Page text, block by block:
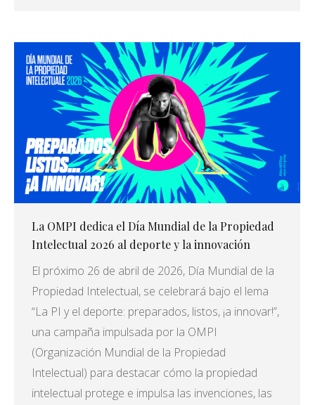
La OMPI dedica el Día Mundial de la Propiedad
Intelectual 2026 al deporte y la innovación
El próximo 26 de abril de 2026, Día Mundial de la
Propiedad Intelectual, se celebrará bajo el lema
“La PI y el deporte: preparados, listos, ¡a innovar!”,
una campaña impulsada por la OMPI
(Organización Mundial de la Propiedad
Intelectual) para destacar cómo la propiedad
intelectual protege e impulsa las invenciones, las